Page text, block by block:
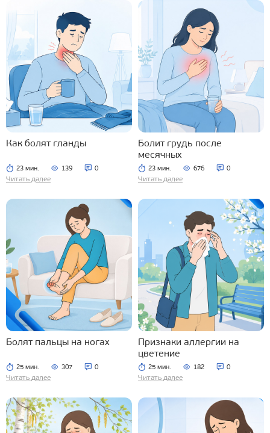
Как болят гланды
23 мин. 139 0
Читать далее
Болит грудь после
месячных
23 мин. 676 0
Читать далее
Болят пальцы на ногах
25 мин. 307 0
Читать далее
Признаки аллергии на
цветение
25 мин. 182 0
Читать далее